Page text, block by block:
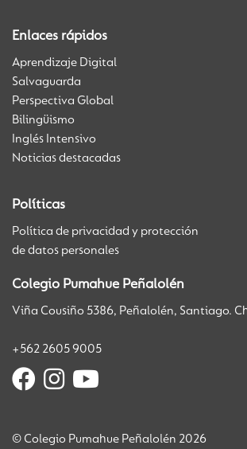
Enlaces rápidos
Aprendizaje Digital
Salvaguarda
Perspectiva Global
Bilingüismo
Inglés Intensivo
Noticias destacadas
Políticas
Política de privacidad y protección
de datos personales
Colegio Pumahue Peñalolén
Viña Cousiño 5386, Peñalolén, Santiago.
+562 2605 9005
© Colegio Pumahue Peñalolén 2026